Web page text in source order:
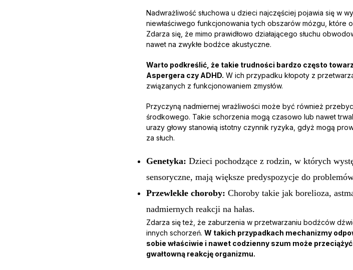
Nadwrażliwość słuchowa u dzieci najczęściej pojawia się w
niewłaściwego funkcjonowania tych obszarów mózgu, które
Zdarza się, że mimo prawidłowo działającego słuchu
nawet na zwykłe bodźce akustyczne.
Warto podkreślić, że takie trudności bardzo często
Aspergera czy ADHD. W ich przypadku kłopoty z
związanych z funkcjonowaniem zmysłów.
Przyczyną nadmiernej wrażliwości może być również
środkowego. Takie schorzenia mogą czasowo lub nawet
urazy głowy stanowią istotny czynnik ryzyka, gdyż mogą
za słuch.
Genetyka: Dzieci pochodzące z rodzin, w których
sensoryczne, mają większe predyspozycje do
Przewlekłe choroby: Choroby takie jak borelioza,
nadmiernych reakcji na hałas.
Zdarza się też, że zaburzenia w przetwarzaniu bodźców
innych schorzeń. W takich przypadkach mechanizmy
sobie właściwie i nawet codzienny szum może
gwałtowną reakcję organizmu.